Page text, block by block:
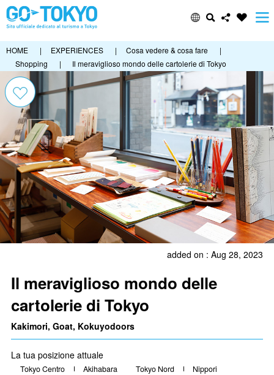
HOME | EXPERIENCES | Cosa vedere & cosa fare
|
Shopping
| Il meraviglioso mondo delle cartolerie di Tokyo
added on : Aug 28, 2023
Il meraviglioso mondo delle
cartolerie di Tokyo
Kakimori, Goat, Kokuyodoors
La tua posizione attuale
Tokyo Centro Akihabara Tokyo Nord
Nippori